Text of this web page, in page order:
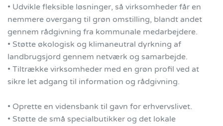
• Udvikle fleksible løsninger, så virksomheder får en
nemmere overgang til grøn omstilling, blandt andet
gennem rådgivning fra kommunale medarbejdere.
• Støtte økologisk og klimaneutral dyrkning af
landbrugsjord gennem netværk og samarbejde.
• Tiltrække virksomheder med en grøn profil ved at
sikre let adgang til information og rådgivning.
• Oprette en vidensbank til gavn for erhvervslivet.
• Støtte de små specialbutikker og det lokale